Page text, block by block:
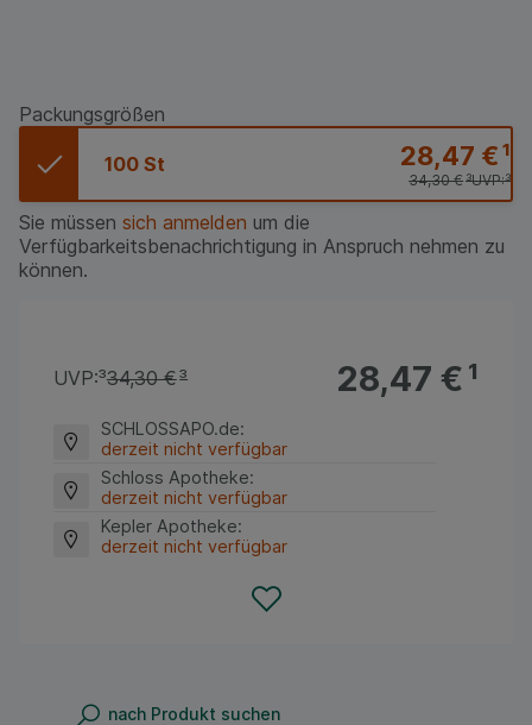
Packungsgrößen
100 St 28,47 €¹
UVP:³
34,30 €³
Sie müssen sich anmelden um die
Verfügbarkeitsbenachrichtigung in Anspruch nehmen zu
können.
28,47 €¹
UVP:³34,30 €³
SCHLOSSAPO.de:
derzeit nicht verfügbar
Schloss Apotheke:
derzeit nicht verfügbar
Kepler Apotheke:
derzeit nicht verfügbar
nach Produkt suchen